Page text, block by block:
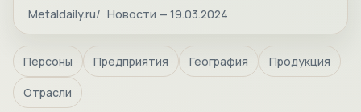
Metaldaily.ru Новости — 19.03.2024
Персоны Предприятия География Продукция
Отрасли